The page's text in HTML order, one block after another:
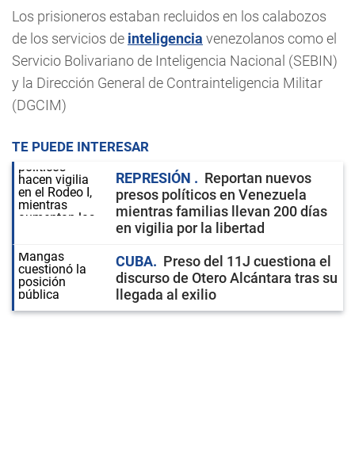
Los prisioneros estaban recluidos en los calabozos
de los servicios de inteligencia venezolanos como el
Servicio Bolivariano de Inteligencia Nacional (SEBIN)
y la Dirección General de Contrainteligencia Militar
(DGCIM)
TE PUEDE INTERESAR
REPRESIÓN
Reportan nuevos
presos políticos en Venezuela
mientras familias llevan 200 días
en vigilia por la libertad
CUBA
Preso del 11J cuestiona el
discurso de Otero Alcántara tras su
llegada al exilio